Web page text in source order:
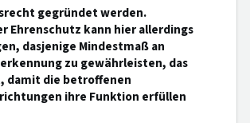
gegründet werden.
Ehrenschutz kann hier allerdings
dasjenige Mindestmaß an
zu gewährleisten, das
damit die betroffenen
ihre Funktion erfüllen